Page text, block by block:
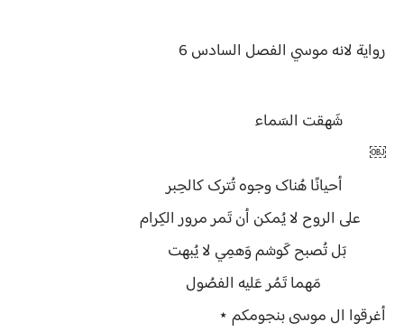
رواية لانه موسي الفصل السادس 6
شَهقت السَماء
￼
أحيانًا هُناک وجوه تُترک كالحِبر
على الروح لا يُمكن أن تَمر مرور الكِرام
بَل تُصبح كَوشم وَهمِي لا يُبهت
مَهما تَمُر عَليه الفصُول
أغرقوا ال موسى بنجومكم ⋆